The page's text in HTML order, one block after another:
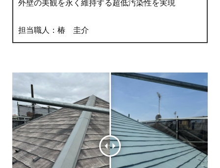
外壁の美観を永く維持する超低汚染性を実現
担当職人：椿 圭介